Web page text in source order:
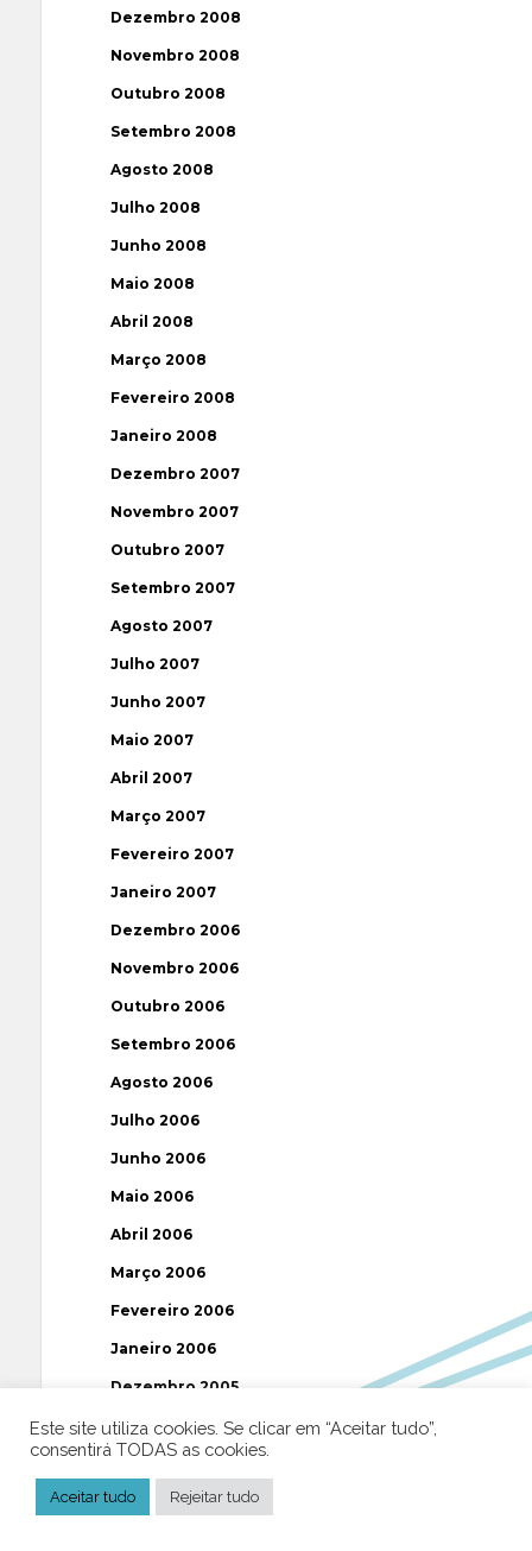
Dezembro 2008
Novembro 2008
Outubro 2008
Setembro 2008
Agosto 2008
Julho 2008
Junho 2008
Maio 2008
Abril 2008
Março 2008
Fevereiro 2008
Janeiro 2008
Dezembro 2007
Novembro 2007
Outubro 2007
Setembro 2007
Agosto 2007
Julho 2007
Junho 2007
Maio 2007
Abril 2007
Março 2007
Fevereiro 2007
Janeiro 2007
Dezembro 2006
Novembro 2006
Outubro 2006
Setembro 2006
Agosto 2006
Julho 2006
Junho 2006
Maio 2006
Abril 2006
Março 2006
Fevereiro 2006
Janeiro 2006
Dezembro 2005
Novembro 2005
Setembro 2005
Este site utiliza cookies. Se clicar em “Aceitar tudo”,
consentirá TODAS as cookies.
Aceitar tudo Rejeitar tudo